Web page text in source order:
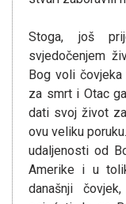
Stoga, još
svjedočenjem
Bog voli
za smrt i Otac
dati svoj život
ovu veliku
udaljenosti od
Amerike i u
današnji